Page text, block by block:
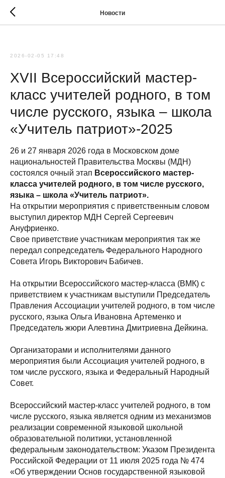
Новости
2026-02-05 17:48
XVII Всероссийский мастер-
класс учителей родного, в том
числе русского, языка – школа
«Учитель патриот»-2025
26 и 27 января 2026 года в Московском доме
национальностей Правительства Москвы (МДН)
состоялся очный этап Всероссийского мастер-
класса учителей родного, в том числе русского,
языка – школа «Учитель патриот».
На открытии мероприятия с приветственным словом
выступил директор МДН Сергей Сергеевич
Ануфриенко.
Свое приветствие участникам мероприятия так же
передал сопредседатель Федерального Народного
Совета Игорь Викторович Бабичев.
На открытии Всероссийского мастер-класса (ВМК) с
приветствием к участникам выступили Председатель
Правления Ассоциации учителей родного, в том числе
русского, языка Ольга Ивановна Артеменко и
Председатель жюри Алевтина Дмитриевна Дейкина.
Организаторами и исполнителями данного
мероприятия были Ассоциация учителей родного, в
том числе русского, языка и Федеральный Народный
Совет.
Всероссийский мастер-класс учителей родного, в том
числе русского, языка является одним из механизмов
реализации современной языковой школьной
образовательной политики, установленной
федеральным законодательством: Указом Президента
Российской Федерации от 11 июля 2025 года № 474
«Об утверждении Основ государственной языковой